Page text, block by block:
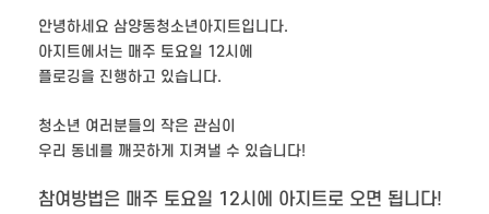
안녕하세요 삼양동청소년아지트입니다.
아지트에서는 매주 토요일 12시에
플로깅을 진행하고 있습니다.
청소년 여러분들의 작은 관심이
우리 동네를 깨끗하게 지켜낼 수 있습니다!
참여방법은 매주 토요일 12시에 아지트로 오면 됩니다!